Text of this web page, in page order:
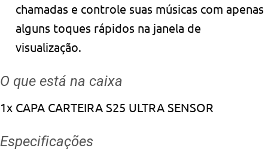
chamadas e controle suas músicas com apenas
alguns toques rápidos na janela de
visualização.
O que está na caixa
1x CAPA CARTEIRA S25 ULTRA SENSOR
Especificações